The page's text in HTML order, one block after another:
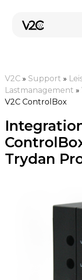
springen
Online-
V2C » Support »
Lastmanagement »
V2C ControlBox
Trydan